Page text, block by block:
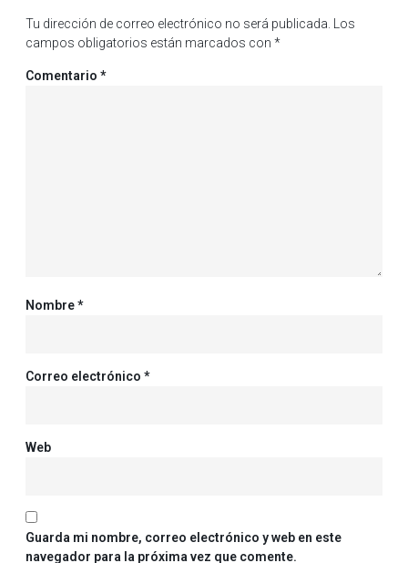
Tu dirección de correo electrónico no será publicada. Los
campos obligatorios están marcados con *
Comentario *
Nombre*
Correo electrónico *
Web
Guarda mi nombre, correo electrónico y web en este
navegador para la próxima vez que comente.